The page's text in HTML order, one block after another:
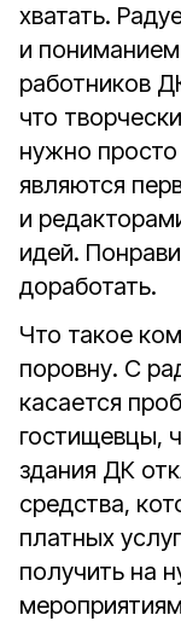
хватать.
и пониманием
работников
что
нужно
являются
и
идей.
доработать.
Что такое
поровну. С
касается
гостищевцы,
здания ДК
средства,
платных
получить на